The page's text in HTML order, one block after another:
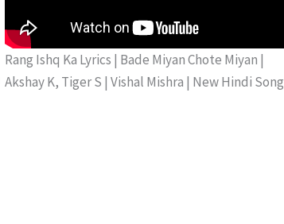
Rang Ishq Ka Lyrics | Bade Miyan Chote Miyan |
Akshay K, Tiger S | Vishal Mishra | New Hindi Song